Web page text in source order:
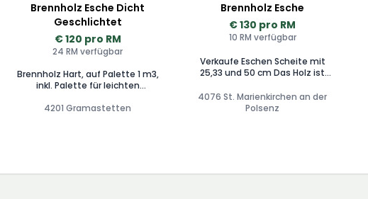
Brennholz Esche Dicht
Geschlichtet
€ 120 pro RM
24 RM verfügbar
Brennholz Hart, auf Palette 1 m3,
inkl. Palette für leichten
Verfügbar
4201 Gramastetten
Brennholz Esche
€ 130 pro RM
10 RM verfügbar
Verkaufe Eschen Scheite mit
25,33 und 50 cm Das Holz ist
gesiebt für beste Qualität. Die
Scheite sind un 1,6 SRM BigBags.
4076 St. Marienkirchen an der
Polsenz